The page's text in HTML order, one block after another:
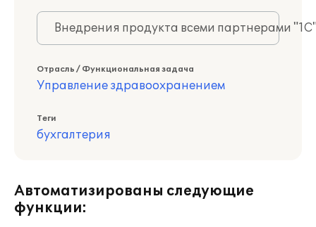
Внедрения продукта всеми партнерами
Отрасль / Функциональная задача
Управление здравоохранением
Теги
бухгалтерия
Автоматизированы следующие
функции: